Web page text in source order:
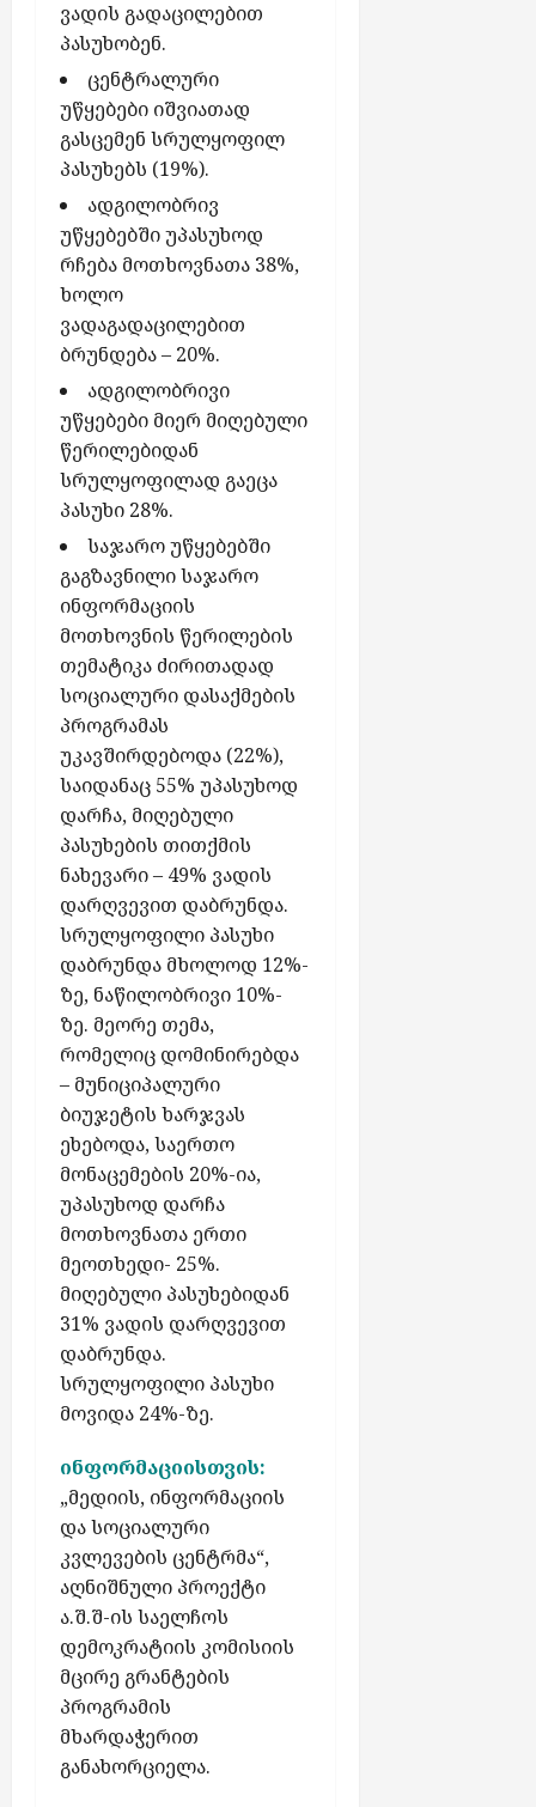
ვადის გადაცილებით
პასუხობენ.
ცენტრალური
უწყებები იშვიათად
გასცემენ სრულყოფილ
პასუხებს (19%).
ადგილობრივ
უწყებებში უპასუხოდ
რჩება მოთხოვნათა 38%,
ხოლო
ვადაგადაცილებით
ბრუნდება – 20%.
ადგილობრივი
უწყებები მიერ მიღებული
წერილებიდან
სრულყოფილად გაეცა
პასუხი 28%.
საჯარო უწყებებში
გაგზავნილი საჯარო
ინფორმაციის
მოთხოვნის წერილების
თემატიკა ძირითადად
სოციალური დასაქმების
პროგრამას
უკავშირდებოდა (22%),
საიდანაც 55% უპასუხოდ
დარჩა, მიღებული
პასუხების თითქმის
ნახევარი – 49% ვადის
დარღვევით დაბრუნდა.
სრულყოფილი პასუხი
დაბრუნდა მხოლოდ 12%-
ზე, ნაწილობრივი 10%-
ზე. მეორე თემა,
რომელიც დომინირებდა
– მუნიციპალური
ბიუჯეტის ხარჯვას
ეხებოდა, საერთო
მონაცემების 20%-ია,
უპასუხოდ დარჩა
მოთხოვნათა ერთი
მეოთხედი- 25%.
მიღებული პასუხებიდან
31% ვადის დარღვევით
დაბრუნდა.
სრულყოფილი პასუხი
მოვიდა 24%-ზე.
ინფორმაციისთვის:
„მედიის, ინფორმაციის
და სოციალური
კვლევების ცენტრმა“,
აღნიშნული პროექტი
ა.შ.შ-ის საელჩოს
დემოკრატიის კომისიის
მცირე გრანტების
პროგრამის
მხარდაჭერით
განახორციელა.